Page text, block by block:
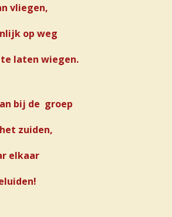
vliegen,
op weg
laten wiegen.
bij de groep
zuiden,
elkaar